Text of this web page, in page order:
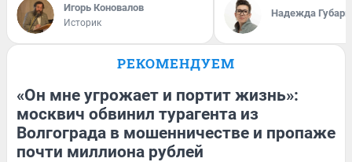
Игорь Коновалов
Историк
Надежда Губарь
РЕКОМЕНДУЕМ
«Он мне угрожает и портит жизнь»:
москвич обвинил турагента из
Волгограда в мошенничестве и пропаже
почти миллиона рублей